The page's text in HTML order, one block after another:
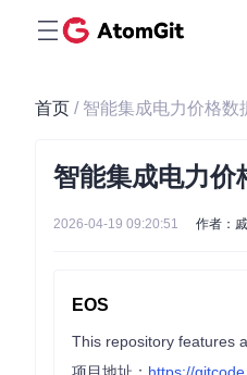
首页 / 智能集成电力价格数
智能集成电力价
2026-04-19 09:20:51 作者：
EOS